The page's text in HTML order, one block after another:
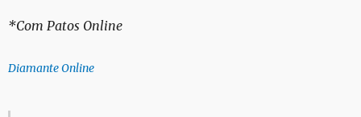
*Com Patos Online
Diamante Online